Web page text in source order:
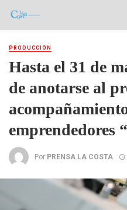
PRODUCCIÓN
Hasta el 31 de
de anotarse al
emprendedores
Por PRENSA LA COSTA